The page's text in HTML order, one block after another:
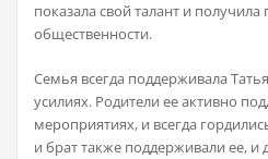
показала свой талант и
общественности.
Семья всегда поддерживала
усилиях. Родители ее активно
мероприятиях, и всегда
и брат также поддерживали ее, и